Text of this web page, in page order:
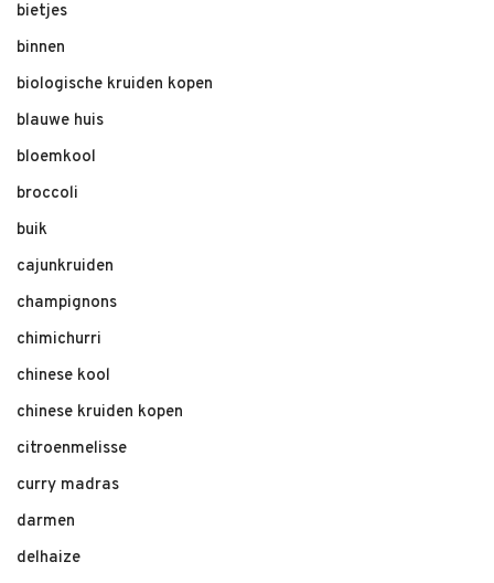
bietjes
binnen
biologische kruiden kopen
blauwe huis
bloemkool
broccoli
buik
cajunkruiden
champignons
chimichurri
chinese kool
chinese kruiden kopen
citroenmelisse
curry madras
darmen
delhaize